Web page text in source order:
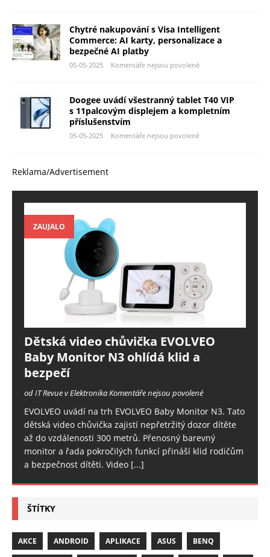
Chytré nakupování s Visa Intelligent
Commerce: AI karty, personalizace a
bezpečné AI platby
05-05-2025 Komentáře nejsou povolené
Doogee uvádí všestranný tablet T40 VIP
s 11palcovým displejem a kompletním
příslušenstvím
05-05-2025 Komentáře nejsou povolené
Reklama/Advertisement
ZAUJALO
Dětská video chůvička EVOLVEO
Baby Monitor N3 ohlídá klid a
bezpečí
od IT Revue v ElektronikaKomentáře nejsou povolené
EVOLVEO uvádí na trh EVOLVEO Baby Monitor N3. Tato
dětská video chůvička zajistí nepřetržitý dozor dítěte
až do vzdálenosti 300 metrů. Přenosný barevný
monitor a řada pokročilých funkcí přináší klid rodičům
a bezpečnost dítěti. Video [...]
ŠTÍTKY
AKCE ANDROID APLIKACE ASUS BENQ